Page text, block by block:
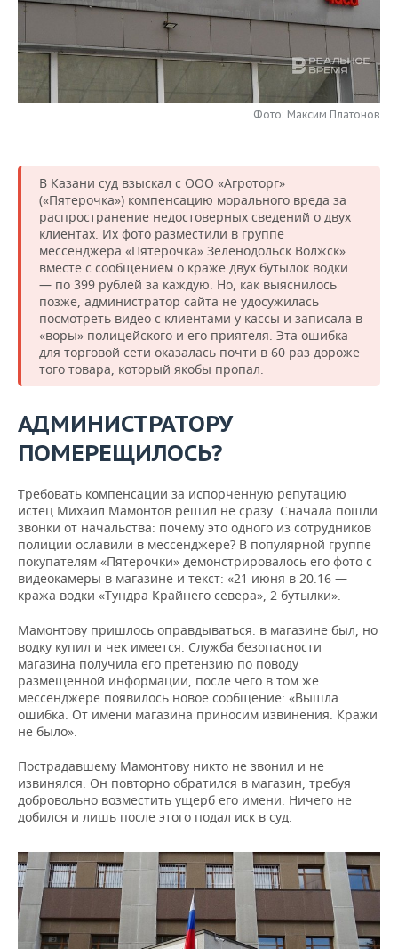
НЕФТЕХИМИЯ
НЕФТЬ
ОПК
РОЗНИЧНАЯ ТОРГОВЛЯ
ТРАНСПОРТ
НОВОСТИ ТЕХНОЛОГИЙ
IT
НОВОСТИ МЕРОПРИЯТИЙ
ONLINE-КОНФЕРЕНЦИИ
ОТКРЫТАЯ ЛЕКЦИЯ
СПОРТ
ХОККЕЙ
БАСКЕТБОЛ
ВОЛЕЙБОЛ
КИБЕРСПОРТ
ФИГУРНОЕ КАТАНИЕ
ХОККЕЙ С МЯЧОМ
ВЛАСТЬ
ИНФРАСТРУКТУРА
ИСТОРИЯ
КУЛЬТУРА
МЕДИЦИНА
ПРОИСШЕСТВИЯ
СЮЖЕТЫ
СПРАВОЧНИК
СПИСОК ПЕРСОН
СПИСОК КОМПАНИЙ
ПОЛНАЯ ВЕРСИЯ
Фото: Максим Платонов
В Казани суд взыскал с ООО «Агроторг»
(«Пятерочка») компенсацию морального вреда за
распространение недостоверных сведений о двух
клиентах. Их фото разместили в группе
мессенджера «Пятерочка» Зеленодольск Волжск»
вместе с сообщением о краже двух бутылок водки
— по 399 рублей за каждую. Но, как выяснилось
позже, администратор сайта не удосужилась
посмотреть видео с клиентами у кассы и записала в
«воры» полицейского и его приятеля. Эта ошибка
для торговой сети оказалась почти в 60 раз дороже
того товара, который якобы пропал.
АДМИНИСТРАТОРУ
ПОМЕРЕЩИЛОСЬ?
Требовать компенсации за испорченную репутацию
истец Михаил Мамонтов решил не сразу. Сначала пошли
звонки от начальства: почему это одного из сотрудников
полиции ославили в мессенджере? В популярной группе
покупателям «Пятерочки» демонстрировалось его фото с
видеокамеры в магазине и текст: «21 июня в 20.16 —
кража водки «Тундра Крайнего севера», 2 бутылки».
Мамонтову пришлось оправдываться: в магазине был, но
водку купил и чек имеется. Служба безопасности
магазина получила его претензию по поводу
размещенной информации, после чего в том же
мессенджере появилось новое сообщение: «Вышла
ошибка. От имени магазина приносим извинения. Кражи
не было».
Пострадавшему Мамонтову никто не звонил и не
извинялся. Он повторно обратился в магазин, требуя
добровольно возместить ущерб его имени. Ничего не
добился и лишь после этого подал иск в суд.